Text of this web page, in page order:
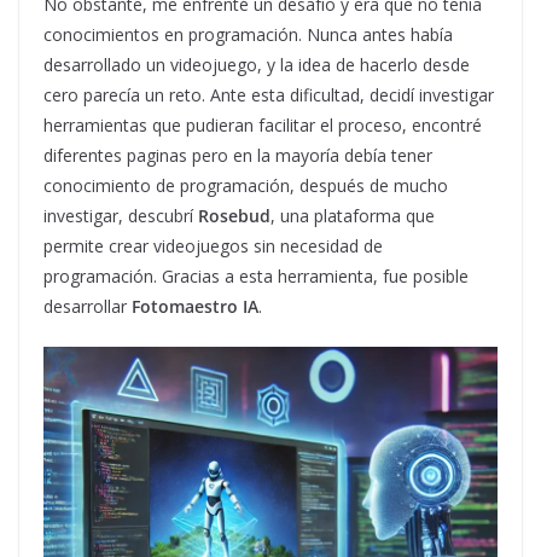
conocimientos en programación. Nunca antes había
desarrollado un videojuego, y la idea de hacerlo desde
cero parecía un reto. Ante esta dificultad, decidí investigar
herramientas que pudieran facilitar el proceso, encontré
diferentes paginas pero en la mayoría debía tener
conocimiento de programación, después de mucho
investigar, descubrí Rosebud, una plataforma que
permite crear videojuegos sin necesidad de
programación. Gracias a esta herramienta, fue posible
desarrollar Fotomaestro IA.